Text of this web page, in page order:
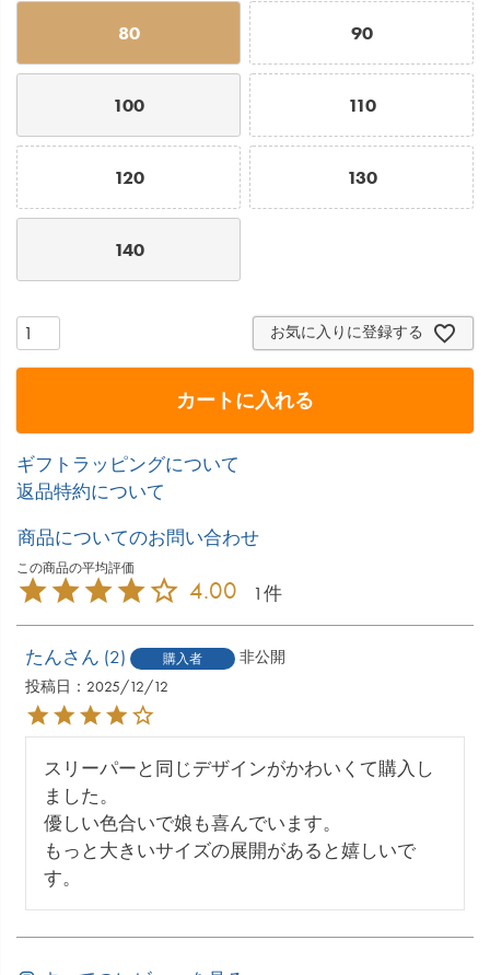
80 90
100 110
120 130
140
お気に入りに登録する
カートに入れる
ギフトラッピングについて
返品特約について
商品についてのお問い合わせ
4.00 1
たん 2 購入者
非公開
投稿日
2025/12/12
スリーパーと同じデザインがかわいくて購入し
ました。
優しい色合いで娘も喜んでいます。
もっと大きいサイズの展開があると嬉しいで
す。